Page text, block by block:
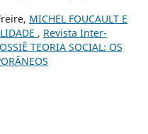
MICHEL FOUCAULT E
, Revista Inter-
TEORIA SOCIAL: OS